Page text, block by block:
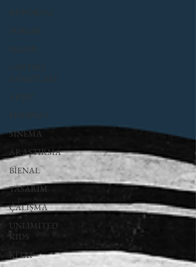
RÖPORTAJ
YORUM
HABER
GÖSTERİ
SANATLARI
ARŞİV
EDEBİYAT
SİNEMA
ARAŞTIRMA
BİENAL
TASARIM
ÇALIŞMA
UNLIMITED
KIDS
KİTAP